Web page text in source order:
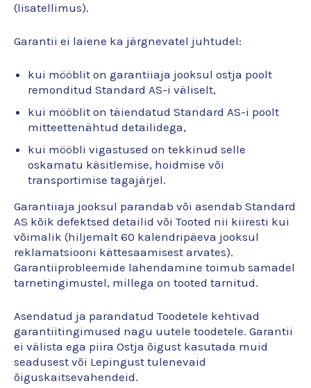
(lisatellimus).
Garantii ei laiene ka järgnevatel juhtudel:
kui mööblit on garantiiaja jooksul ostja poolt
remonditud Standard AS-i väliselt,
kui mööblit on täiendatud Standard AS-i poolt
mitteettenähtud detailidega,
kui mööbli vigastused on tekkinud selle
oskamatu käsitlemise, hoidmise või
transportimise tagajärjel.
Garantiiaja jooksul parandab või asendab Standard
AS kõik defektsed detailid või Tooted nii kiiresti kui
võimalik (hiljemalt 60 kalendripäeva jooksul
reklamatsiooni kättesaamisest arvates).
Garantiiprobleemide lahendamine toimub samadel
tarnetingimustel, millega on tooted tarnitud.
Asendatud ja parandatud Toodetele kehtivad
garantiitingimused nagu uutele toodetele. Garantii
ei välista ega piira Ostja õigust kasutada muid
seadusest või Lepingust tulenevaid
õiguskaitsevahendeid.